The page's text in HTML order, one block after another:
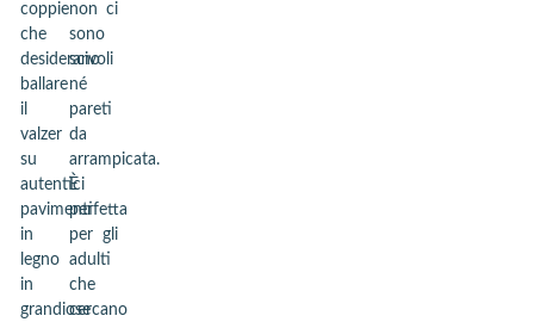
coppie
che
desiderano
ballare
il
valzer
su
autentici
pavimenti
in
legno
in
grandiose
non ci
sono
scivoli
né
pareti
da
arrampicata.
È
perfetta
per gli
adulti
che
cercano